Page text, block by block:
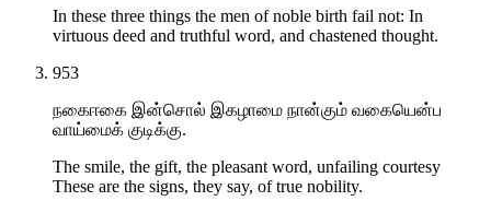
In these three things the men of noble birth fail not: In
virtuous deed and truthful word, and chastened thought.
953
நகைஈகை இன்சொல் இகழாமை நான்கும் வகையென்ப
வாய்மைக் குடிக்கு.
The smile, the gift, the pleasant word, unfailing courtesy
These are the signs, they say, of true nobility.